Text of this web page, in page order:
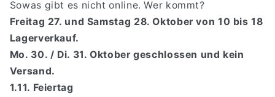
Sowas gibt es nicht online. Wer kommt?
Freitag 27. und Samstag 28. Oktober von 10 bis 18
Lagerverkauf.
Mo. 30. / Di. 31. Oktober geschlossen und kein
Versand.
1.11. Feiertag